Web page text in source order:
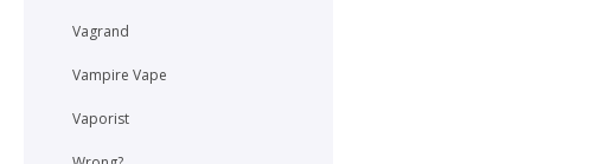
Vagrand
Vampire Vape
Vaporist